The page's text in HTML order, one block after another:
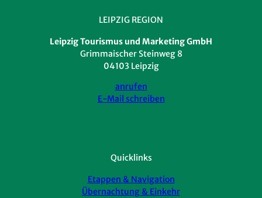
LEIPZIG REGION
Leipzig Tourismus und Marketing GmbH
Grimmaischer Steinweg 8
04103 Leipzig
anrufen
E-Mail schreiben
Quicklinks
Etappen & Navigation
Übernachtung & Einkehr